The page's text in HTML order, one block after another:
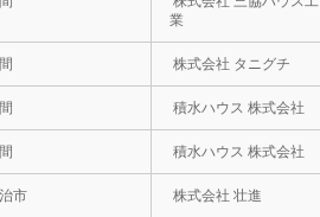
業
株式会社 タニグチ
積水ハウス 株式会社
積水ハウス 株式会社
市 株式会社 壮進